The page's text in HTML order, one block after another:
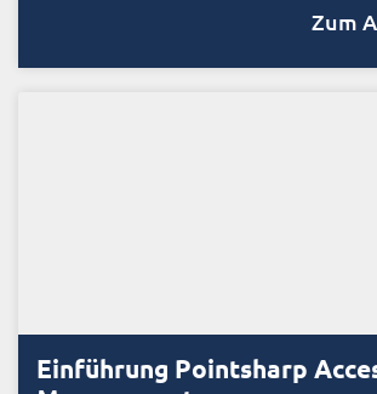
Zum
Einführung Pointsharp